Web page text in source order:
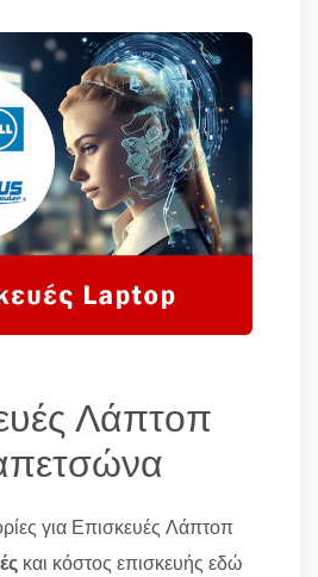
Λάπτοπ
για Επισκευές Λάπτοπ
και κόστος επισκευής εδώ